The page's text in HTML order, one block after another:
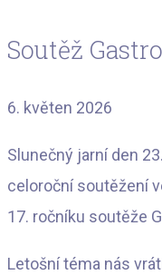
Soutěž
6. květen 2026
Slunečný jarní den
celoroční soutěžení
17. ročníku soutěže
Letošní téma nás